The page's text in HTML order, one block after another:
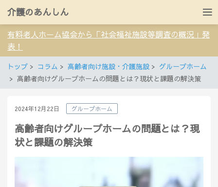
介護のあんしん
有料老人ホーム協会から「社会福祉施設等調査の概況」発
表！
トップ コラム 高齢者向け施設・介護施設
グループホーム
高齢者向けグループホームの問題とは？現状と課題の解決策
2024年12月22日 グループホーム
高齢者向けグループホームの問題とは？現
状と課題の解決策